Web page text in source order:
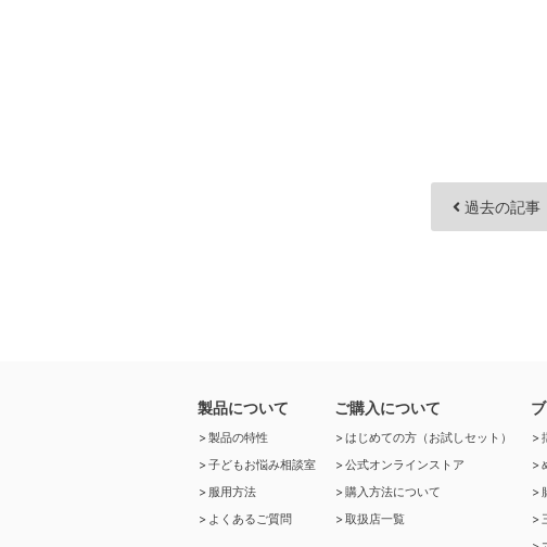
過去の記事
製品について
製品の特性
子どもお悩み相談室
服用方法
よくあるご質問
ご購入について
はじめての方（お試しセット）
公式オンラインストア
購入方法について
取扱店一覧